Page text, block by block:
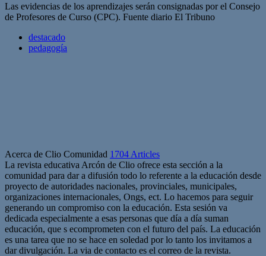
Las evidencias de los aprendizajes serán consignadas por el Consejo
de Profesores de Curso (CPC). Fuente diario El Tribuno
destacado
pedagogía
Acerca de Clio Comunidad 1704 Articles
La revista educativa Arcón de Clio ofrece esta sección a la
comunidad para dar a difusión todo lo referente a la educación desde
proyecto de autoridades nacionales, provinciales, municipales,
organizaciones internacionales, Ongs, ect. Lo hacemos para seguir
generando un compromiso con la educación. Esta sesión va
dedicada especialmente a esas personas que día a día suman
educación, que s ecomprometen con el futuro del país. La educación
es una tarea que no se hace en soledad por lo tanto los invitamos a
dar divulgación. La via de contacto es el correo de la revista.